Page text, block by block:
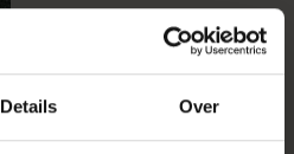
Details Over